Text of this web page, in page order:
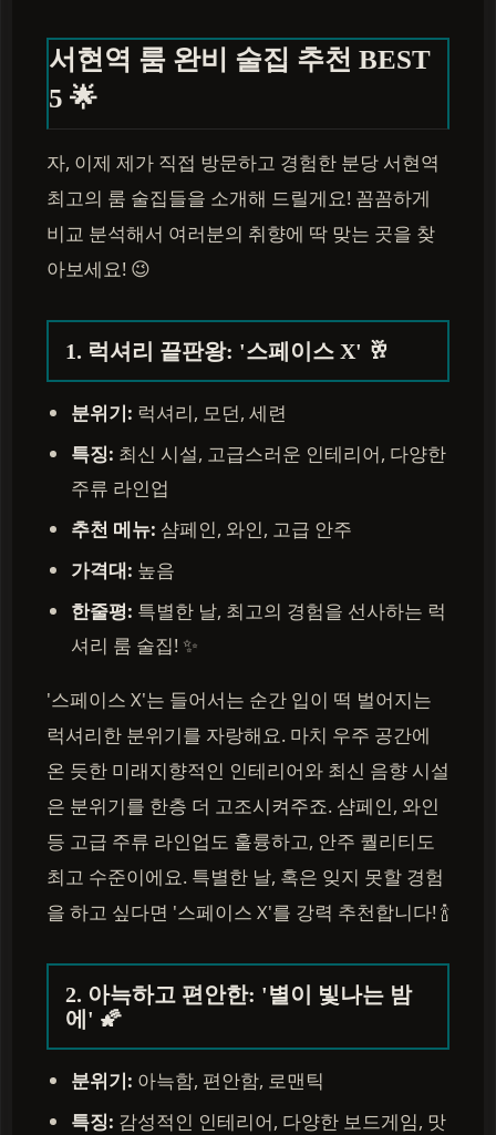
서현역 룸 완비 술집 추천 BEST
5 🌟
자, 이제 제가 직접 방문하고 경험한 분당 서현역
최고의 룸 술집들을 소개해 드릴게요! 꼼꼼하게
비교 분석해서 여러분의 취향에 딱 맞는 곳을 찾
아보세요! 😉
1. 럭셔리 끝판왕: '스페이스 X' 🥂
분위기: 럭셔리, 모던, 세련
특징: 최신 시설, 고급스러운 인테리어, 다양한
주류 라인업
추천 메뉴: 샴페인, 와인, 고급 안주
가격대: 높음
한줄평: 특별한 날, 최고의 경험을 선사하는 럭
셔리 룸 술집! ✨
'스페이스 X'는 들어서는 순간 입이 떡 벌어지는
럭셔리한 분위기를 자랑해요. 마치 우주 공간에
온 듯한 미래지향적인 인테리어와 최신 음향 시설
은 분위기를 한층 더 고조시켜주죠. 샴페인, 와인
등 고급 주류 라인업도 훌륭하고, 안주 퀄리티도
최고 수준이에요. 특별한 날, 혹은 잊지 못할 경험
을 하고 싶다면 '스페이스 X'를 강력 추천합니다! 🍾
2. 아늑하고 편안한: '별이 빛나는 밤
에' 🌠
분위기: 아늑함, 편안함, 로맨틱
특징: 감성적인 인테리어, 다양한 보드게임, 맛